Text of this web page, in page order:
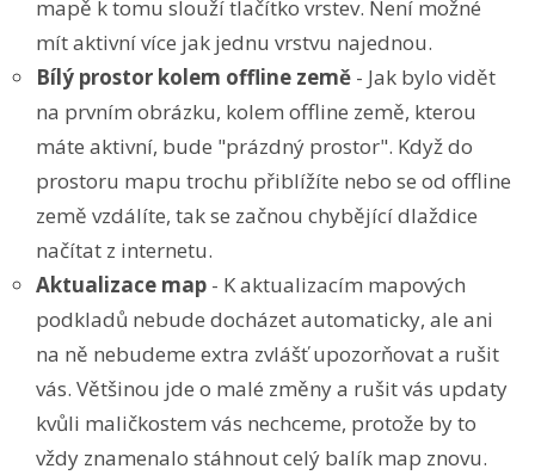
mapě k tomu slouží tlačítko vrstev. Není možné
mít aktivní více jak jednu vrstvu najednou.
Bílý prostor kolem offline země - Jak bylo vidět
na prvním obrázku, kolem offline země, kterou
máte aktivní, bude "prázdný prostor". Když do
prostoru mapu trochu přiblížíte nebo se od offline
země vzdálíte, tak se začnou chybějící dlaždice
načítat z internetu.
Aktualizace map - K aktualizacím mapových
podkladů nebude docházet automaticky, ale ani
na ně nebudeme extra zvlášť upozorňovat a rušit
vás. Většinou jde o malé změny a rušit vás updaty
kvůli maličkostem vás nechceme, protože by to
vždy znamenalo stáhnout celý balík map znovu.